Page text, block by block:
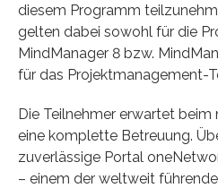
diesem Programm
gelten dabei sowohl für die
MindManager 8 bzw.
für das Projektmanagement-
Die Teilnehmer erwartet
eine komplette Betreuung.
zuverlässige Portal
– einem der weltweit